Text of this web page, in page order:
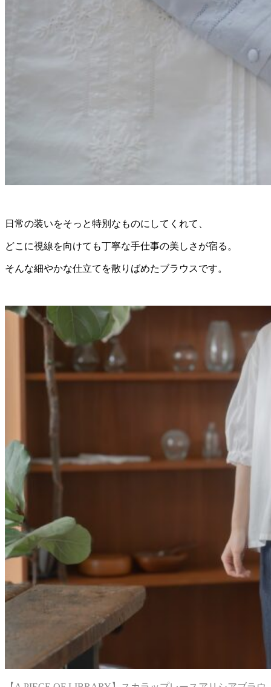
日常の装いをそっと特別なものにしてくれて、
どこに視線を向けても丁寧な手仕事の美しさが宿る。
そんな細やかな仕立てを散りばめたブラウスです。